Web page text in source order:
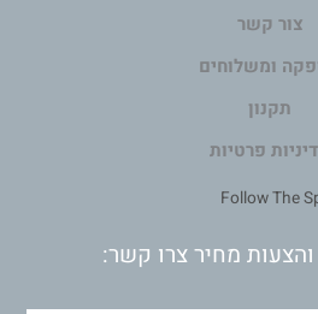
צור קשר
ומשלוחים
תקנון
פרטיות
מחיר צרו קשר: